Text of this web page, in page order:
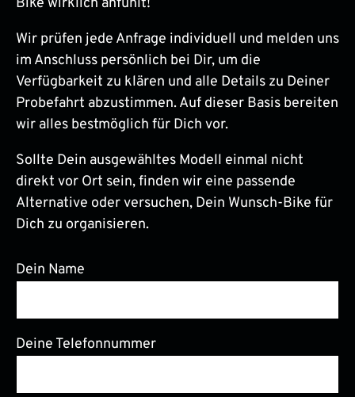
Bike wirklich anfühlt!
Wir prüfen jede Anfrage individuell und melden uns
im Anschluss persönlich bei Dir, um die
Verfügbarkeit zu klären und alle Details zu Deiner
Probefahrt abzustimmen. Auf dieser Basis bereiten
wir alles bestmöglich für Dich vor.
Sollte Dein ausgewähltes Modell einmal nicht
direkt vor Ort sein, finden wir eine passende
Alternative oder versuchen, Dein Wunsch-Bike für
Dich zu organisieren.
Dein Name
Deine Telefonnummer